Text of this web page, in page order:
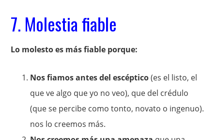
7. Molestia fiable
Lo molesto es más fiable porque:
Nos fiamos antes del escéptico(es el listo, el
que ve algo que yo no veo), que del crédulo
(que se percibe como tonto, novato o ingenuo).
nos lo creemos más.